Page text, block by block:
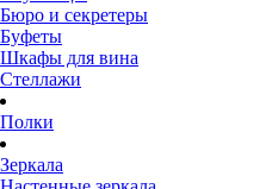
Бюро и секретеры
Буфеты
Шкафы для вина
Стеллажи
Полки
Зеркала